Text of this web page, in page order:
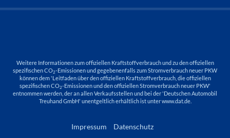
Weitere Informationen zum offiziellen Kraftstoffverbrauch und zu den offiziellen
spezifischen CO2-Emissionen und gegebenenfalls zum Stromverbrauch neuer PKW
können dem 'Leitfaden über den offiziellen Kraftstoffverbrauch, die offiziellen
spezifischen CO2-Emissionen und den offiziellen Stromverbrauch neuer PKW'
entnommen werden, der an allen Verkaufsstellen und bei der 'Deutschen Automobil
Treuhand GmbH' unentgeltlich erhältlich ist unter www.dat.de.
Impressum Datenschutz